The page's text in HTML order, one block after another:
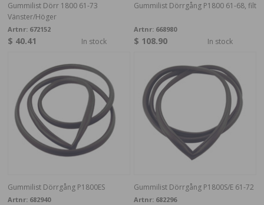
Gummilist Dörr 1800 61-73
Vänster/Höger
Artnr: 672152
$ 40.41 In stock
Gummilist Dörrgång P1800 61-68, filt
Artnr: 668980
$ 108.90 In stock
Gummilist Dörrgång P1800ES
Artnr: 682940
Gummilist Dörrgång P1800S/E 61-72
Artnr: 682296